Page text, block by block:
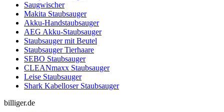
Saugwischer
Makita Staubsauger
Akku-Handstaubsauger
AEG Akku-Staubsauger
Staubsauger mit Beutel
Staubsauger Tierhaare
SEBO Staubsauger
CLEANmaxx Staubsauger
Leise Staubsauger
Shark Kabelloser Staubsauger
billiger.de